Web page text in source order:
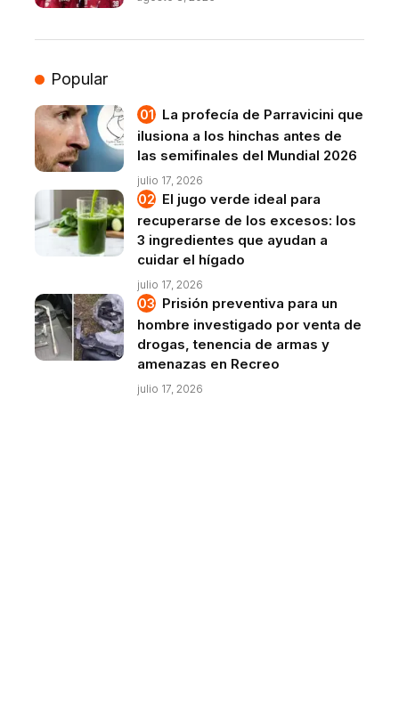
Popular
La profecía de Parravicini que
ilusiona a los hinchas antes de
las semifinales del Mundial 2026
julio 17, 2026
El jugo verde ideal para
recuperarse de los excesos: los
3 ingredientes que ayudan a
cuidar el hígado
julio 17, 2026
Prisión preventiva para un
hombre investigado por venta de
drogas, tenencia de armas y
amenazas en Recreo
julio 17, 2026